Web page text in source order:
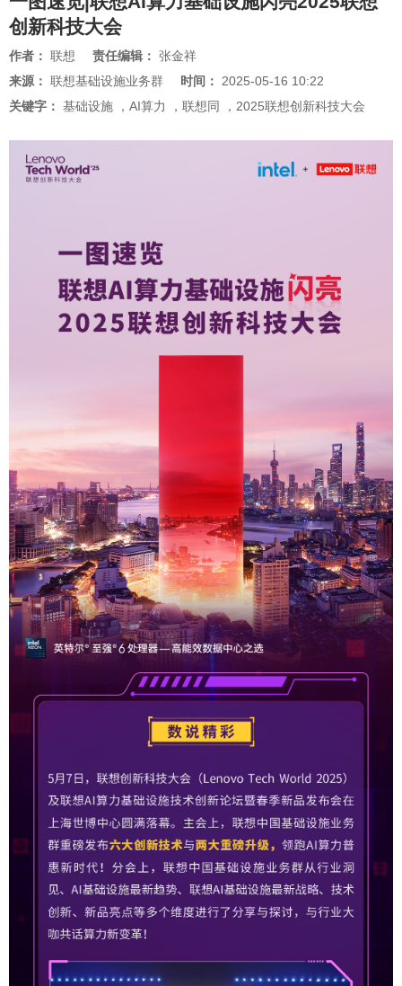
创新科技大会
作者： 联想 责任编辑： 张金祥
来源： 联想基础设施业务群 时间： 2025-05-16 10:22
关键字： 基础设施 ， AI算力 ， 联想同 ， 2025联想创新科技大会